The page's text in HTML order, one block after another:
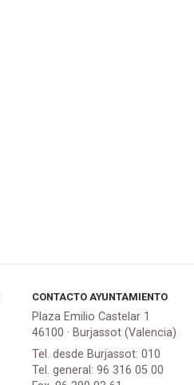
CONTACTO AYUNTAMIENTO
Plaza Emilio Castelar 1
46100 · Burjassot (Valencia)
Tel. desde Burjassot: 010
Tel. general: 96 316 05 00